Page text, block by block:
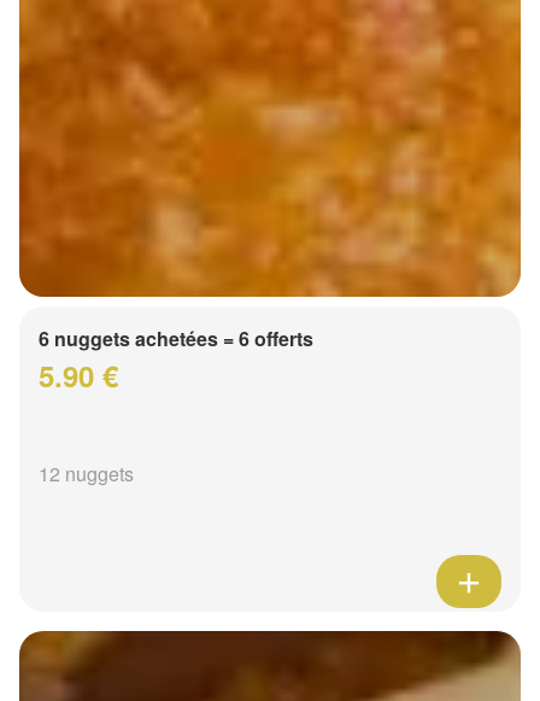
6 nuggets achetées = 6 offerts
5.90 €
12 nuggets